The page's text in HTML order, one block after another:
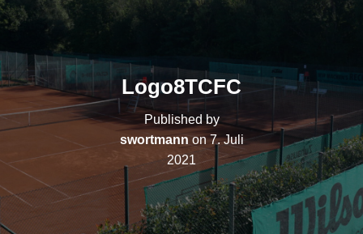
O
N
M
S
C
H
A
L
T
E
Logo8TCFC
Published by
swortmann on7. Juli
2021